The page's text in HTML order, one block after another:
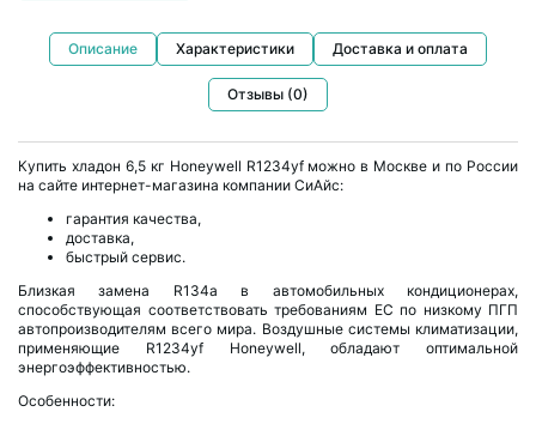
Описание Характеристики Доставка и оплата
Отзывы (0)
Купить хладон 6,5 кг Honeywell R1234yf можно в Москве и по России
на сайте интернет-магазина компании СиАйс:
гарантия качества,
доставка,
быстрый сервис.
Близкая замена R134a в автомобильных кондиционерах,
способствующая соответствовать требованиям ЕС по низкому ПГП
автопроизводителям всего мира. Воздушные системы климатизации,
применяющие R1234yf Honeywell, обладают оптимальной
энергоэффективностью.
Особенности: